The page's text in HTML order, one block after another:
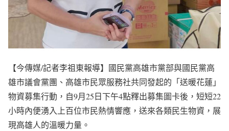
【今傳媒/記者李祖東報導】國民黨高雄市黨部與國民黨高
雄市議會黨團、高雄市民眾服務社共同發起的「送暖花蓮」
物資募集行動，自9月25日下午4點釋出募集圖卡後，短短22
小時內便湧入上百位市民熱情響應，送來各類民生物資，展
現高雄人的溫暖力量。